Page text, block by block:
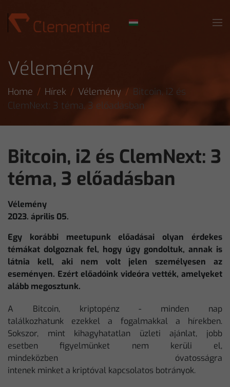
Skip to main content
Vélemény
Home Hírek Vélemény
Bitcoin, i2 és
ClemNext: 3 téma, 3 előadásban
Bitcoin, i2 és ClemNext: 3
téma, 3 előadásban
Vélemény
2023. április 05.
Egy korábbi meetupunk előadásai olyan érdekes
témákat dolgoznak fel, hogy úgy gondoltuk, annak is
látnia kell, aki nem volt jelen személyesen az
eseményen. Ezért előadóink videóra vették, amelyeket
alább megosztunk.
A Bitcoin, kriptopénz - minden nap
találkozhatunk ezekkel a fogalmakkal a hírekben.
Sokszor, mint kihagyhatatlan üzleti ajánlat, jobb
esetben figyelmünket nem kerüli el,
mindeközben óvatosságra
intenek minket a kriptóval kapcsolatos botrányok.